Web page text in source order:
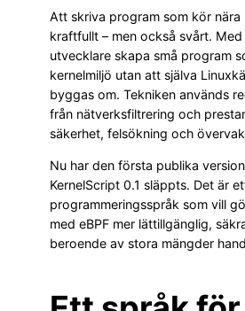
Att skriva program som kör nära
kraftfullt – men också svårt. Med
utvecklare skapa små program
kernelmiljö utan att själva
byggas om. Tekniken används
från nätverksfiltrering och
säkerhet, felsökning och
Nu har den första publika
KernelScript 0.1 släppts. Det är
programmeringsspråk som vill
med eBPF mer lättillgänglig,
beroende av stora mängder